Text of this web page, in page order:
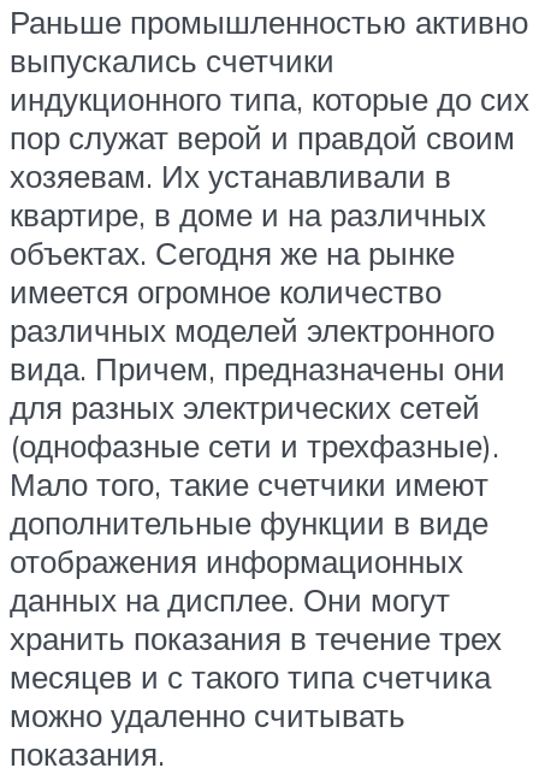
Раньше промышленностью активно
выпускались счетчики
индукционного типа, которые до сих
пор служат верой и правдой своим
хозяевам. Их устанавливали в
квартире, в доме и на различных
объектах. Сегодня же на рынке
имеется огромное количество
различных моделей электронного
вида. Причем, предназначены они
для разных электрических сетей
(однофазные сети и трехфазные).
Мало того, такие счетчики имеют
дополнительные функции в виде
отображения информационных
данных на дисплее. Они могут
хранить показания в течение трех
месяцев и с такого типа счетчика
можно удаленно считывать
показания.